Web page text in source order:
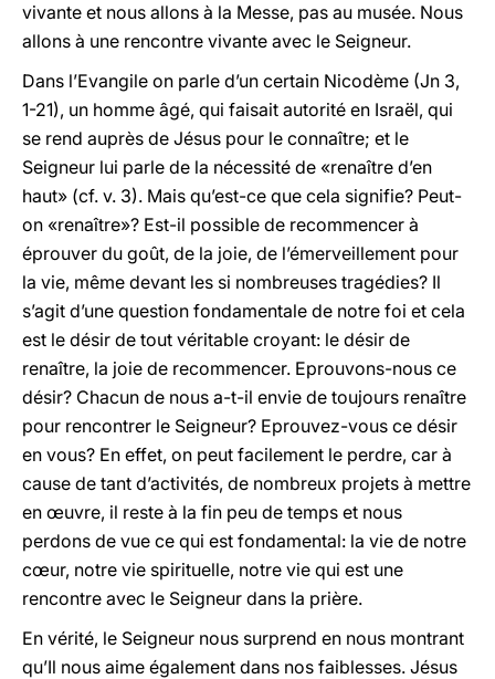
vivante et nous allons à la Messe, pas au musée. Nous
allons à une rencontre vivante avec le Seigneur.
Dans l’Evangile on parle d’un certain Nicodème (Jn 3,
1-21), un homme âgé, qui faisait autorité en Israël, qui
se rend auprès de Jésus pour le connaître; et le
Seigneur lui parle de la nécessité de «renaître d’en
haut» (cf. v. 3). Mais qu’est-ce que cela signifie? Peut-
on «renaître»? Est-il possible de recommencer à
éprouver du goût, de la joie, de l’émerveillement pour
la vie, même devant les si nombreuses tragédies? Il
s’agit d’une question fondamentale de notre foi et cela
est le désir de tout véritable croyant: le désir de
renaître, la joie de recommencer. Eprouvons-nous ce
désir? Chacun de nous a-t-il envie de toujours renaître
pour rencontrer le Seigneur? Eprouvez-vous ce désir
en vous? En effet, on peut facilement le perdre, car à
cause de tant d’activités, de nombreux projets à mettre
en œuvre, il reste à la fin peu de temps et nous
perdons de vue ce qui est fondamental: la vie de notre
cœur, notre vie spirituelle, notre vie qui est une
rencontre avec le Seigneur dans la prière.
En vérité, le Seigneur nous surprend en nous montrant
qu’Il nous aime également dans nos faiblesses. Jésus